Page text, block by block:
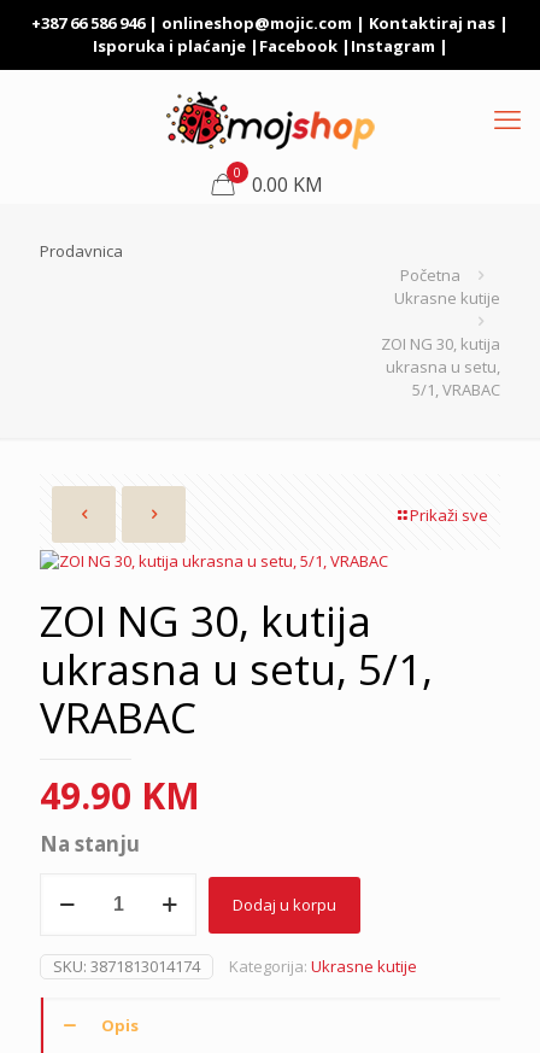
+387 66 586 946 | onlineshop@mojic.com | Kontaktiraj nas |
Isporuka i plaćanje| Facebook| Instagram |
0 0.00 KM
Prodavnica
Početna
Ukrasne kutije
ZOI NG 30, kutija
ukrasna u setu,
5/1, VRABAC
Prikaži sve
ZOI NG 30, kutija
ukrasna u setu, 5/1,
VRABAC
49.90 KM
Na stanju
NG
kutija
ukrasna
u
setu,
Dodaj u korpu
SKU: 3871813014174 Kategorija: Ukrasne kutije
Opis